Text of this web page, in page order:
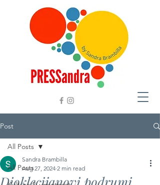
Post
All Posts
All Posts
Sandra Brambilla
Aug 27, 2024 2 min read